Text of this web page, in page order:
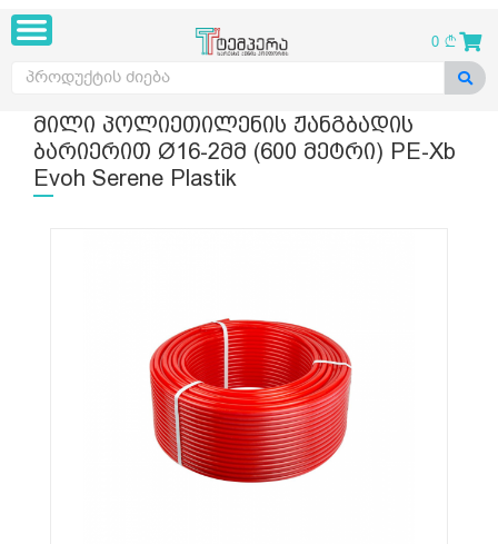
0
მილი პოლიეთილენის ჟანგბადის
ბარიერით Ø16-2მმ (600 მეტრი) PE-Xb
Evoh Serene Plastik